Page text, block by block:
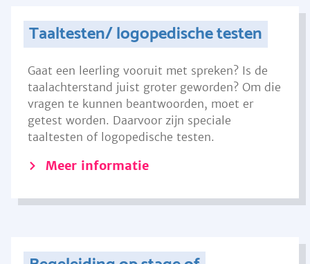
Taaltesten/ logopedische testen
Gaat een leerling vooruit met spreken? Is de
taalachterstand juist groter geworden? Om die
vragen te kunnen beantwoorden, moet er
getest worden. Daarvoor zijn speciale
taaltesten of logopedische testen.
Meer informatie